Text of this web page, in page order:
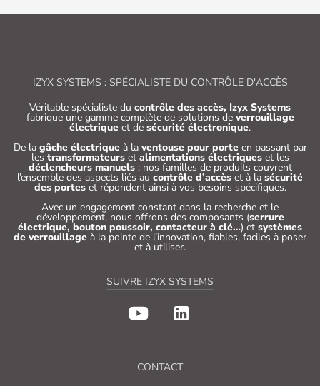
IZYX SYSTEMS : SPÉCIALISTE DU CONTRÔLE D'ACCÈS
Véritable spécialiste du contrôle des accès, Izyx Systems
fabrique une gamme complète de solutions de verrouillage
électrique et de sécurité électronique.
De la gâche électriqueà la ventouse pour porteen passant par
les transformateurset alimentations électriqueset les
déclencheurs manuels: nos familles de produits couvrent
l’ensemble des aspects liés au contrôle d’accès et à la sécurité
des porteset répondent ainsi à vos besoins spécifiques.
Avec un engagement constant dans la recherche et le
développement, nous offrons des composants (serrure
électrique, bouton poussoir, contacteur à clé…) et systèmes
de verrouillage à la pointe de l’innovation, fiables, faciles à poser
et à utiliser.
SUIVRE IZYX SYSTEMS
CONTACT